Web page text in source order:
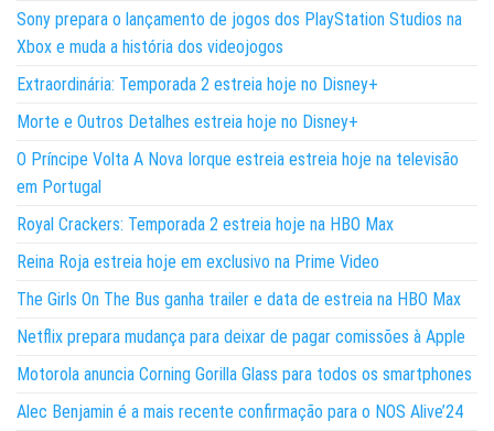
Sony prepara o lançamento de jogos dos PlayStation Studios na
Xbox e muda a história dos videojogos
Extraordinária: Temporada 2 estreia hoje no Disney+
Morte e Outros Detalhes estreia hoje no Disney+
O Príncipe Volta A Nova Iorque estreia estreia hoje na televisão
em Portugal
Royal Crackers: Temporada 2 estreia hoje na HBO Max
Reina Roja estreia hoje em exclusivo na Prime Video
The Girls On The Bus ganha trailer e data de estreia na HBO Max
Netflix prepara mudança para deixar de pagar comissões à Apple
Motorola anuncia Corning Gorilla Glass para todos os smartphones
Alec Benjamin é a mais recente confirmação para o NOS Alive’24